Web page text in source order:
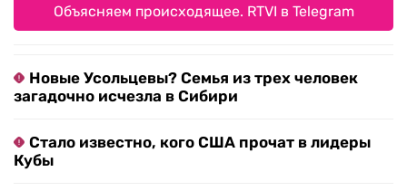
Объясняем происходящее. RTVI в Telegram
Новые Усольцевы? Семья из трех человек
загадочно исчезла в Сибири
Стало известно, кого США прочат в лидеры
Кубы